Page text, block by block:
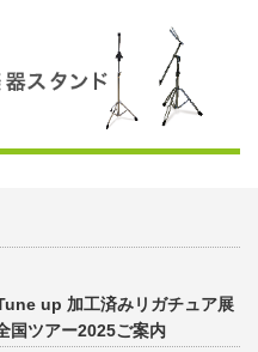
up 加工済みリガチュア展
国ツアー2025ご案内